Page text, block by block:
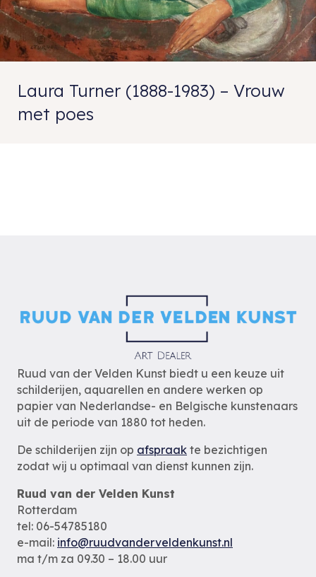
Laura Turner (1888-1983) – Vrouw
met poes
Ruud van der Velden Kunst biedt u een keuze uit
schilderijen, aquarellen en andere werken op
papier van Nederlandse- en Belgische kunstenaars
uit de periode van 1880 tot heden.
De schilderijen zijn op afspraak te bezichtigen
zodat wij u optimaal van dienst kunnen zijn.
Ruud van der Velden Kunst
Rotterdam
tel: 06-54785180
e-mail: info@ruudvanderveldenkunst.nl
ma t/m za 09.30 – 18.00 uur